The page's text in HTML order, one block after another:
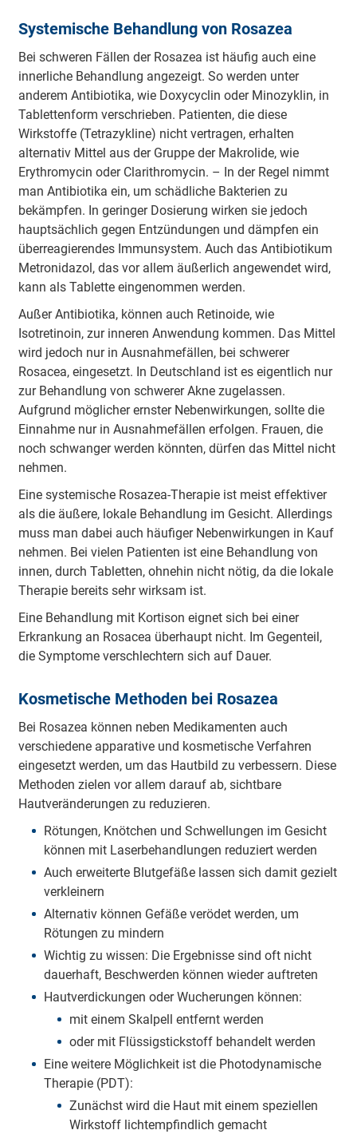
Systemische Behandlung von Rosazea
Bei schweren Fällen der Rosazea ist häufig auch eine
innerliche Behandlung angezeigt. So werden unter
anderem Antibiotika, wie Doxycyclin oder Minozyklin, in
Tablettenform verschrieben. Patienten, die diese
Wirkstoffe (Tetrazykline) nicht vertragen, erhalten
alternativ Mittel aus der Gruppe der Makrolide, wie
Erythromycin oder Clarithromycin. – In der Regel nimmt
man Antibiotika ein, um schädliche Bakterien zu
bekämpfen. In geringer Dosierung wirken sie jedoch
hauptsächlich gegen Entzündungen und dämpfen ein
überreagierendes Immunsystem. Auch das Antibiotikum
Metronidazol, das vor allem äußerlich angewendet wird,
kann als Tablette eingenommen werden.
Außer Antibiotika, können auch Retinoide, wie
Isotretinoin, zur inneren Anwendung kommen. Das Mittel
wird jedoch nur in Ausnahmefällen, bei schwerer
Rosacea, eingesetzt. In Deutschland ist es eigentlich nur
zur Behandlung von schwerer Akne zugelassen.
Aufgrund möglicher ernster Nebenwirkungen, sollte die
Einnahme nur in Ausnahmefällen erfolgen. Frauen, die
noch schwanger werden könnten, dürfen das Mittel nicht
nehmen.
Eine systemische Rosazea-Therapie ist meist effektiver
als die äußere, lokale Behandlung im Gesicht. Allerdings
muss man dabei auch häufiger Nebenwirkungen in Kauf
nehmen. Bei vielen Patienten ist eine Behandlung von
innen, durch Tabletten, ohnehin nicht nötig, da die lokale
Therapie bereits sehr wirksam ist.
Eine Behandlung mit Kortison eignet sich bei einer
Erkrankung an Rosacea überhaupt nicht. Im Gegenteil,
die Symptome verschlechtern sich auf Dauer.
Kosmetische Methoden bei Rosazea
Bei Rosazea können neben Medikamenten auch
verschiedene apparative und kosmetische Verfahren
eingesetzt werden, um das Hautbild zu verbessern. Diese
Methoden zielen vor allem darauf ab, sichtbare
Hautveränderungen zu reduzieren.
Rötungen, Knötchen und Schwellungen im Gesicht
können mit Laserbehandlungen reduziert werden
Auch erweiterte Blutgefäße lassen sich damit gezielt
verkleinern
Alternativ können Gefäße verödet werden, um
Rötungen zu mindern
Wichtig zu wissen: Die Ergebnisse sind oft nicht
dauerhaft, Beschwerden können wieder auftreten
Hautverdickungen oder Wucherungen können:
mit einem Skalpell entfernt werden
oder mit Flüssigstickstoff behandelt werden
Eine weitere Möglichkeit ist die Photodynamische
Therapie (PDT):
Zunächst wird die Haut mit einem speziellen
Wirkstoff lichtempfindlich gemacht